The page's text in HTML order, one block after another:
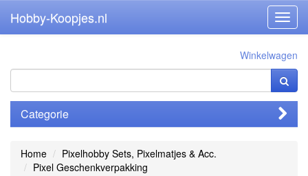
Hobby-Koopjes.nl
Winkelwagen
Categorie
Home
Pixelhobby Sets, Pixelmatjes & Acc.
Pixel Geschenkverpakking